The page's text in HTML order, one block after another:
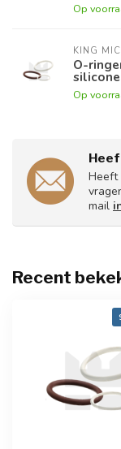
Op
KING
O-
Op
Heeft
mail
Recent